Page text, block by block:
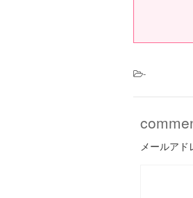
-
メールアド